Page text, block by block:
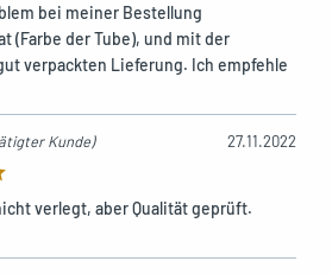
bei meiner Bestellung
(Farbe der Tube), und mit der
verpackten Lieferung. Ich empfehle
Kunde) 27.11.2022
verlegt, aber Qualität geprüft.